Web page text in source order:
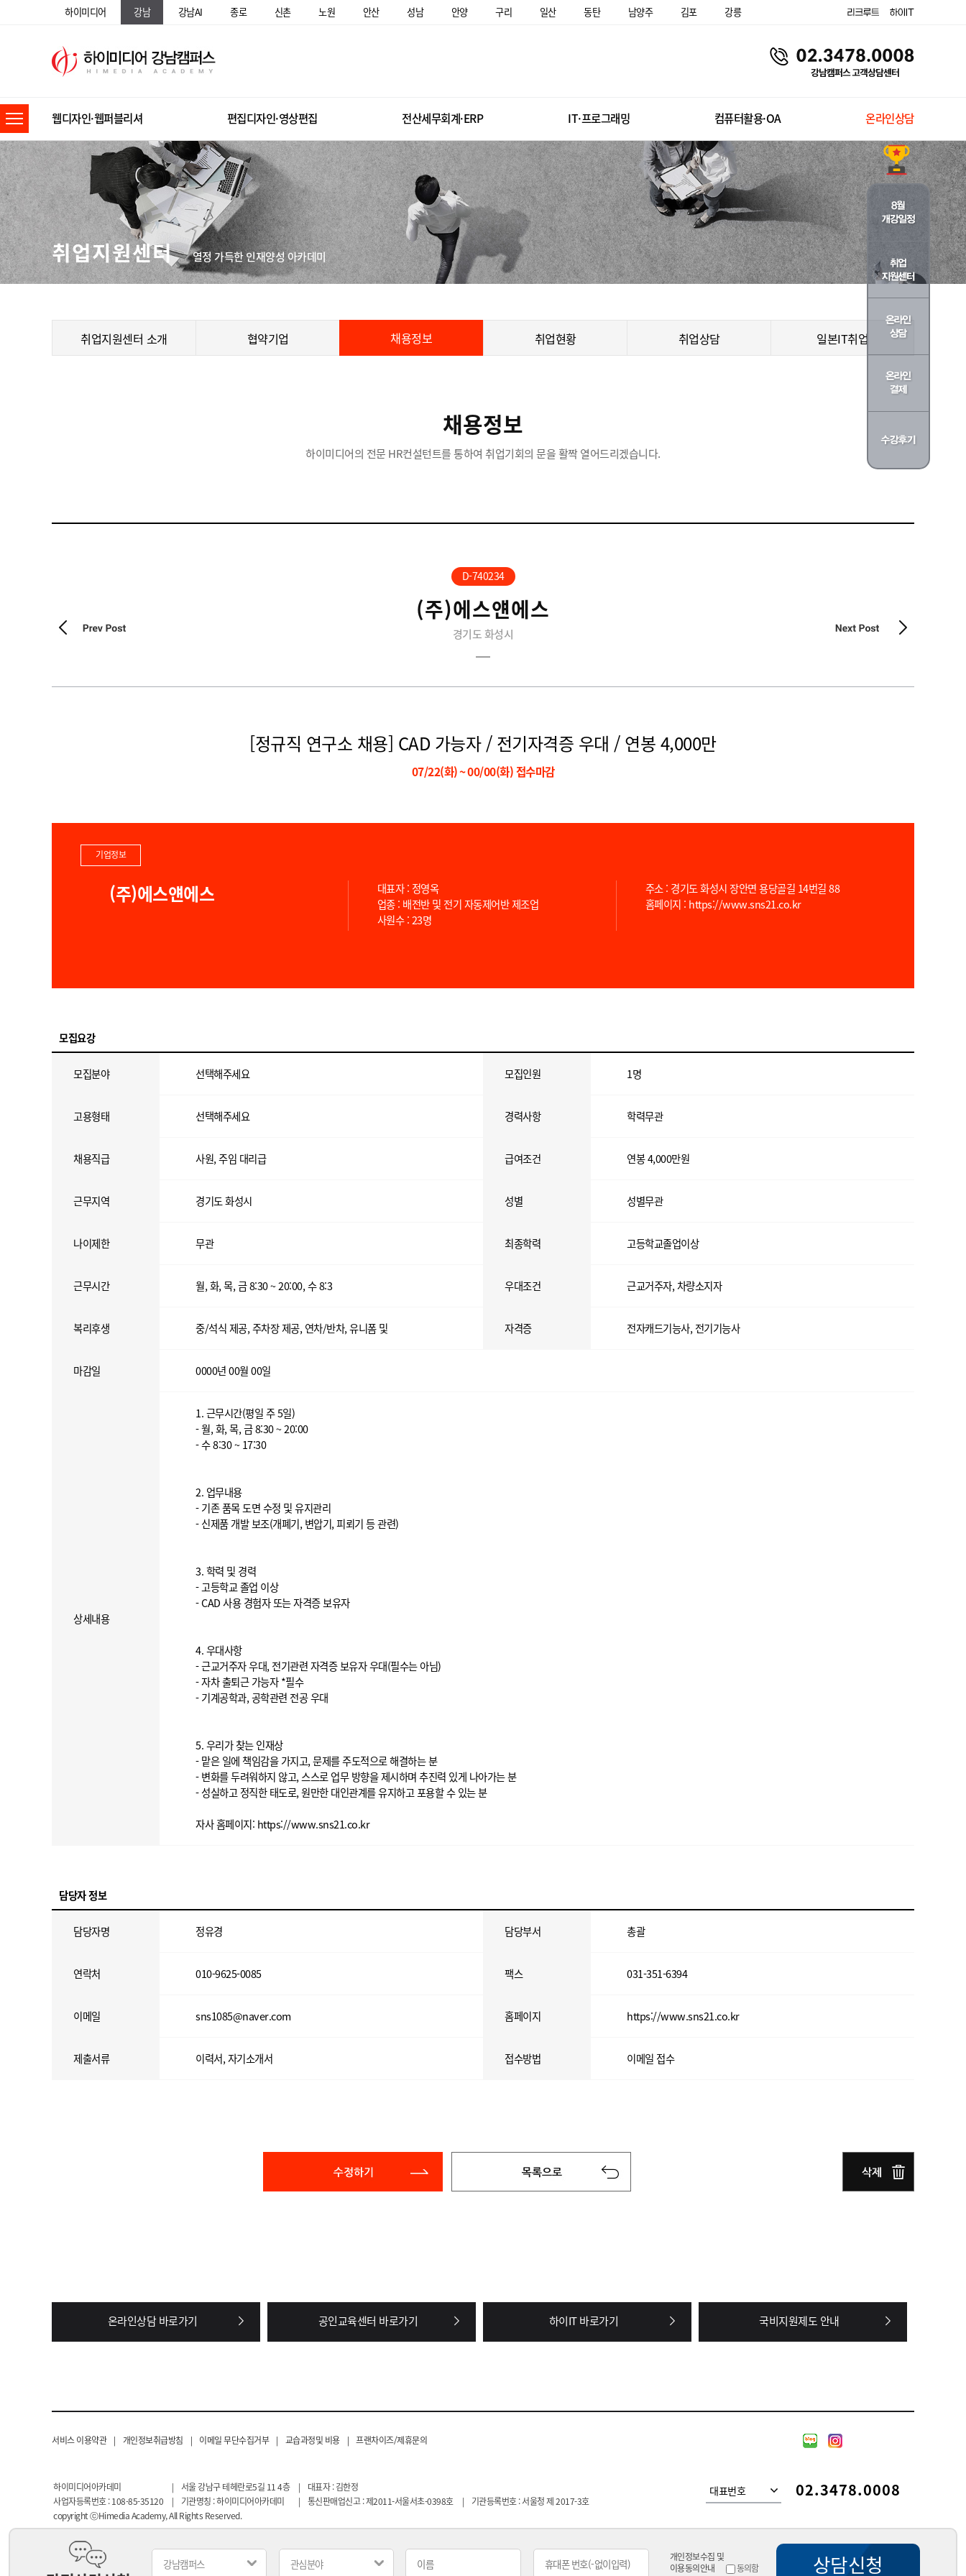
하이미디어 강남 강남AI 종로 신촌 노원 안산 성남 안양 구리 일산 동탄 남양주 김포 강릉
웹디자인·웹퍼블리셔 편집디자인·영상편집 전산세무회계·ERP IT·프로그래밍 컴퓨터활용·OA 온라인상담
취업지원센터 열정 가득한 인재양성 아카데미
취업지원센터 소개 협약기업 채용정보 취업현황 취업상담 일본IT취업
채용정보
하이미디어의 전문 HR컨설턴트를 통하여 취업기회의 문을 활짝 열어드리겠습니다.
D-740234
(주)에스얜에스
경기도 화성시
[정규직 연구소 채용] CAD 가능자 / 전기자격증 우대 / 연봉 4,000만
07/22(화)~00/00(화) 접수마감
기업정보
(주)에스얜에스
대표자 : 정영옥
업종 : 배전반 및 전기 자동제어반 제조업
사원수 : 23명
주소 : 경기도 화성시 장안면 용당골길 14번길 88
홈페이지 : https://www.sns21.co.kr
모집요강
모집분야 선택해주세요 모집인원 1명
고용형태 선택해주세요 경력사항 학력무관
채용직급 사원, 주임 대리급 급여조건 연봉 4,000만원
근무지역 경기도 화성시 성별 성별무관
나이제한 무관 최종학력 고등학교졸업이상
근무시간 월, 화, 목, 금 8:30 ~ 20:00, 수 8:3 우대조건 근교거주자, 차량소지자
복리후생 중/석식 제공, 주차장 제공, 연차/반차, 유니폼 및 자격증 전자캐드기능사, 전기기능사
마감일 0000년 00월 00일
상세내용
1. 근무시간(평일 주 5일)
- 월, 화, 목, 금 8:30 ~ 20:00
- 수 8:30 ~ 17:30
2. 업무내용
- 기존 품목 도면 수정 및 유지관리
- 신제품 개발 보조(개폐기, 변압기, 피뢰기 등 관련)
3. 학력 및 경력
- 고등학교 졸업 이상
- CAD 사용 경험자 또는 자격증 보유자
4. 우대사항
- 근교거주자 우대, 전기관련 자격증 보유자 우대(필수는 아님)
- 자차 출퇴근 가능자 *필수
- 기계공학과, 공학관련 전공 우대
5. 우리가 찾는 인재상
- 맡은 일에 책임감을 가지고, 문제를 주도적으로 해결하는 분
- 변화를 두려워하지 않고, 스스로 업무 방향을 제시하며 추진력 있게 나아가는 분
- 성실하고 정직한 태도로, 원만한 대인관계를 유지하고 포용할 수 있는 분
자사 홈페이지: https://www.sns21.co.kr
담당자 정보
담당자명 정유경 담당부서 총괄
연락처 010-9625-0085 팩스 031-351-6394
이메일 sns1085@naver.com 홈페이지 https://www.sns21.co.kr
제출서류 이력서, 자기소개서 접수방법 이메일 접수
온라인상담 바로가기 공인교육센터 바로가기 하이IT 바로가기 국비지원제도 안내
서비스 이용약관 | 개인정보취급방침 | 이메일 무단수집거부 | 교습과정및 비용 | 프랜차이즈/제휴문의
하이미디어아카데미 | 서울 강남구 테헤란로5길 11 4층 |
대표자 : 김한정
사업자등록번호 : 108-85-35120
| 기관명칭 : 하이미디어아카데미 | 통신판매업신고 : 제2011-서울서초-0398호 |
기관등록번호 : 서울청 제 2017-3호
copyright ⓒHimedia Academy, All Rights Reserved.
대표번호 02.3478.0008
개인정보수집 및
이용동의안내
동의함 상담신청